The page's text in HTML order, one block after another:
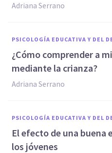
Adriana Serrano
PSICOLOGÍA EDUCATIVA Y DEL
¿Cómo comprender a
mediante la crianza?
Adriana Serrano
PSICOLOGÍA EDUCATIVA Y DEL
El efecto de una buena
los jóvenes